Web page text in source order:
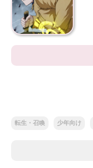
転生・召喚 少年向け